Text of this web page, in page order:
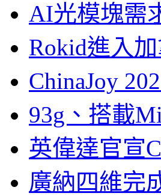
AI光模塊需
Rokid進入
ChinaJoy
93g、搭載
英偉達官宣
廣納四維完